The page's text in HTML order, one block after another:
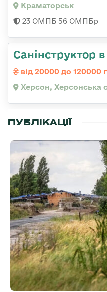
Краматорськ
23 ОМПБ 56 ОМПБр
Санінструктор
від 20000 до 120000
Херсон, Херсонська
ПУБЛІКАЦІЇ